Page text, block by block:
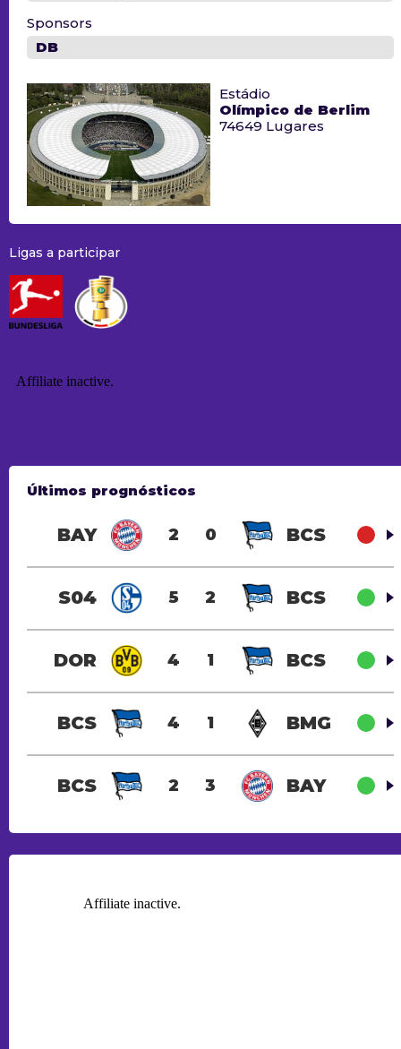
Sponsors
DB
Estádio
Olímpico de Berlim
74649 Lugares
Ligas a participar
Últimos prognósticos
BAY 2 0 BCS
S04 5 2 BCS
DOR 4 1 BCS
BCS 4 1 BMG
BCS 2 3 BAY